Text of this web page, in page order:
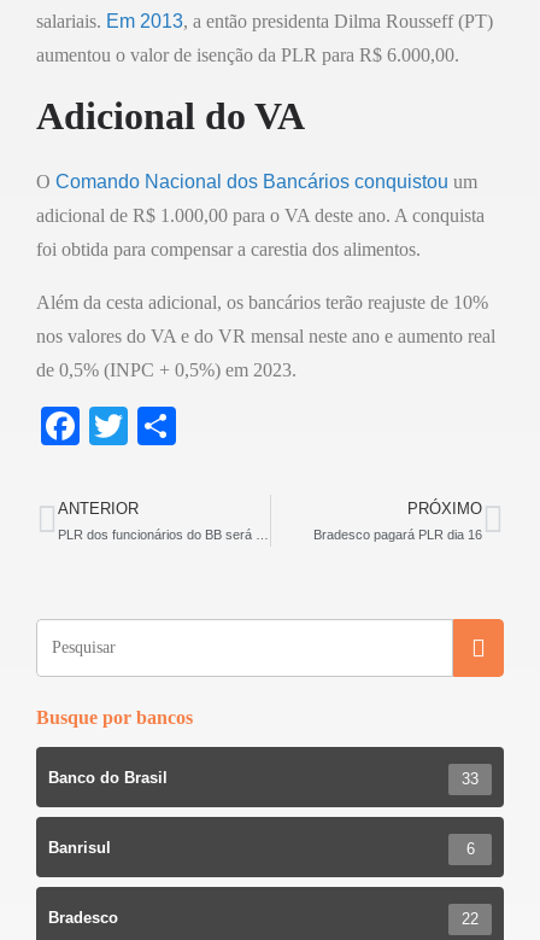
salariais. Em 2013, a então presidenta Dilma Rousseff (PT)
aumentou o valor de isenção da PLR para R$ 6.000,00.
Adicional do VA
O Comando Nacional dos Bancários conquistou um
adicional de R$ 1.000,00 para o VA deste ano. A conquista
foi obtida para compensar a carestia dos alimentos.
Além da cesta adicional, os bancários terão reajuste de 10%
nos valores do VA e do VR mensal neste ano e aumento real
de 0,5% (INPC + 0,5%) em 2023.
F
c
e
o
o
T
tt
er e
ANTERIOR PRÓXIMO
Bradesco pagará PLR dia 16
Busque por bancos
Banco do Brasil 33
Banrisul 6
Bradesco 22